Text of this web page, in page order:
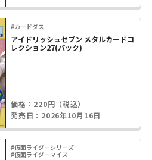
#カードダス
アイドリッシュセブン メタルカードコ
レクション27(パック)
価格：220円（税込）
発売日：2026年10月16日
#仮面ライダーシリーズ
#仮面ライダーマイス